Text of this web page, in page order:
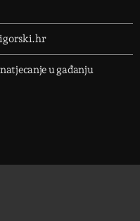
u gađanju